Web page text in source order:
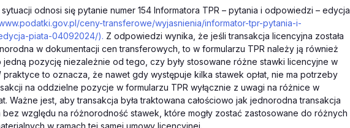
odnosi się pytanie numer 154 Informatora TPR – pytania i odpowiedzi – edycja
ceny-transferowe/wyjasnienia/informator-tpr-pytania-i-
piata-04092024/). Z odpowiedzi wynika, że jeśli transakcja licencyjna została
w dokumentacji cen transferowych, to w formularzu TPR należy ją również
jedną pozycję niezależnie od tego, czy były stosowane różne stawki licencyjne w
praktyce to oznacza, że nawet gdy występuje kilka stawek opłat, nie ma potrzeby
na oddzielne pozycje w formularzu TPR wyłącznie z uwagi na różnice w
Ważne jest, aby transakcja była traktowana całościowo jak jednorodna transakcja
bez względu na różnorodność stawek, które mogły zostać zastosowane do różnych